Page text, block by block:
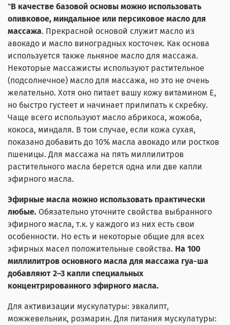
"В качестве базовой основы можно использовать
оливковое, миндальное или персиковое масло для
массажа. Прекрасной основой служит масло из
авокадо и масло виноградных косточек. Как основа
используется также льняное масло для массажа.
Некоторые массажисты используют растительное
(подсолнечное) масло для массажа, но это не очень
желательно. Хотя оно питает вашу кожу витамином Е,
но быстро густеет и начинает прилипать к скребку.
Чаще всего используют масло абрикоса, жожоба,
кокоса, миндаля. В том случае, если кожа сухая,
показано добавить до 10% масла авокадо или ростков
пшеницы. Для массажа на пять миллилитров
растительного масла берется одна или две капли
эфирного масла.
Эфирные масла можно использовать практически
любые. Обязательно уточните свойства выбранного
эфирного масла, т.к. у каждого из них есть свои
особенности. Но есть и некоторые общие для всех
эфирных масел положительные свойства. На 100
миллилитров основного масла для массажа гуа-ша
добавляют 2–3 капли специальных
концентрированного эфирного масла.
Для активизации мускулатуры: эвкалипт,
можжевельник, розмарин. Для питания мускулатуры: